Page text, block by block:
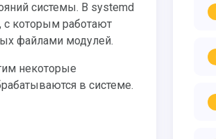
системы. В systemd
с которым работают
файлами модулей.
в системе.